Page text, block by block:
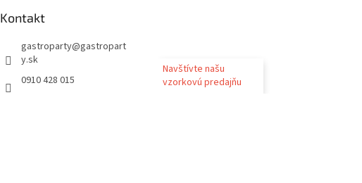
Kontakt
gastroparty@gastropart
y.sk
0910 428 015
Navštívte našu
vzorkovú predajňu